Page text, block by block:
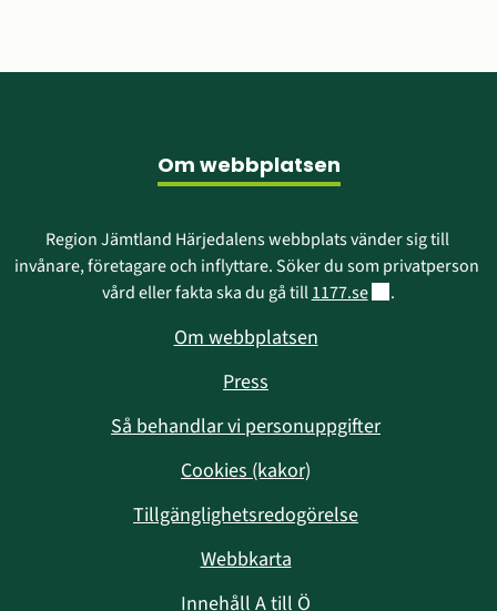
Om webbplatsen
Region Jämtland Härjedalens webbplats vänder sig till
invånare, företagare och inflyttare. Söker du som privatperson
vård eller fakta ska du gå till 1177.seLänk till annan
.
Om webbplatsen
Press
Så behandlar vi personuppgifter
Cookies (kakor)
Tillgänglighetsredogörelse
Webbkarta
Innehåll A till Ö